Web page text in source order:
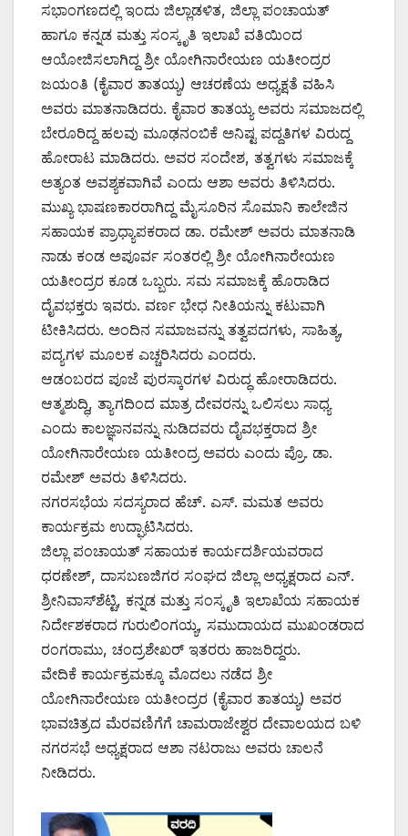
ಸಭಾಂಗಣದಲ್ಲಿ ಇಂದು ಜಿಲ್ಲಾಡಳಿತ, ಜಿಲ್ಲಾ ಪಂಚಾಯತ್
ಹಾಗೂ ಕನ್ನಡ ಮತ್ತು ಸಂಸ್ಕೃತಿ ಇಲಾಖೆ ವತಿಯಿಂದ
ಆಯೋಜಿಸಲಾಗಿದ್ದ ಶ್ರೀ ಯೋಗಿನಾರೇಯಣ ಯತೀಂದ್ರರ
ಜಯಂತಿ (ಕೈವಾರ ತಾತಯ್ಯ) ಆಚರಣೆಯ ಅಧ್ಯಕ್ಷತೆ ವಹಿಸಿ
ಅವರು ಮಾತನಾಡಿದರು. ಕೈವಾರ ತಾತಯ್ಯ ಅವರು ಸಮಾಜದಲ್ಲಿ
ಬೇರೂರಿದ್ದ ಹಲವು ಮೂಢನಂಬಿಕೆ ಅನಿಷ್ಟ ಪದ್ದತಿಗಳ ವಿರುದ್ದ
ಹೋರಾಟ ಮಾಡಿದರು. ಅವರ ಸಂದೇಶ, ತತ್ವಗಳು ಸಮಾಜಕ್ಕೆ
ಅತ್ಯಂತ ಅವಶ್ಯಕವಾಗಿವೆ ಎಂದು ಆಶಾ ಅವರು ತಿಳಿಸಿದರು.
ಮುಖ್ಯ ಭಾಷಣಕಾರರಾಗಿದ್ದ ಮೈಸೂರಿನ ಸೊಮಾನಿ ಕಾಲೇಜಿನ
ಸಹಾಯಕ ಪ್ರಾಧ್ಯಾಪಕರಾದ ಡಾ. ರಮೇಶ್ ಅವರು ಮಾತನಾಡಿ
ನಾಡು ಕಂಡ ಅಪೂರ್ವ ಸಂತರಲ್ಲಿ ಶ್ರೀ ಯೋಗಿನಾರೇಯಣ
ಯತೀಂದ್ರರ ಕೂಡ ಒಬ್ಬರು. ಸಮ ಸಮಾಜಕ್ಕೆ ಹೊರಾಡಿದ
ದೈವಭಕ್ತರು ಇವರು. ವರ್ಣ ಭೇಧ ನೀತಿಯನ್ನು ಕಟುವಾಗಿ
ಟೀಕಿಸಿದರು. ಅಂದಿನ ಸಮಾಜವನ್ನು ತತ್ವಪದಗಳು, ಸಾಹಿತ್ಯ,
ಪದ್ಯಗಳ ಮೂಲಕ ಎಚ್ಚರಿಸಿದರು ಎಂದರು.
ಆಡಂಬರದ ಪೂಜೆ ಪುರಸ್ಕಾರಗಳ ವಿರುದ್ಧ ಹೋರಾಡಿದರು.
ಆತ್ಮಶುದ್ಧಿ, ತ್ಯಾಗದಿಂದ ಮಾತ್ರ ದೇವರನ್ನು ಒಲಿಸಲು ಸಾಧ್ಯ
ಎಂದು ಕಾಲಜ್ಞಾನವನ್ನು ನುಡಿದವರು ದೈವಭಕ್ತರಾದ ಶ್ರೀ
ಯೋಗಿನಾರೇಯಣ ಯತೀಂದ್ರ ಅವರು ಎಂದು ಪ್ರೊ. ಡಾ.
ರಮೇಶ್ ಅವರು ತಿಳಿಸಿದರು.
ನಗರಸಭೆಯ ಸದಸ್ಯರಾದ ಹೆಚ್. ಎಸ್. ಮಮತ ಅವರು
ಕಾರ್ಯಕ್ರಮ ಉದ್ಘಾಟಿಸಿದರು.
ಜಿಲ್ಲಾ ಪಂಚಾಯತ್ ಸಹಾಯಕ ಕಾರ್ಯದರ್ಶಿಯವರಾದ
ಧರಣೇಶ್, ದಾಸಬಣಜಿಗರ ಸಂಘದ ಜಿಲ್ಲಾ ಅಧ್ಯಕ್ಷರಾದ ಎನ್.
ಶ್ರೀನಿವಾಸ್‌ಶೆಟ್ಟಿ, ಕನ್ನಡ ಮತ್ತು ಸಂಸ್ಕೃತಿ ಇಲಾಖೆಯ ಸಹಾಯಕ
ನಿರ್ದೇಶಕರಾದ ಗುರುಲಿಂಗಯ್ಯ, ಸಮುದಾಯದ ಮುಖಂಡರಾದ
ರಂಗರಾಮು, ಚಂದ್ರಶೇಖರ್ ಇತರರು ಹಾಜರಿದ್ದರು.
ವೇದಿಕೆ ಕಾರ್ಯಕ್ರಮಕ್ಕೂ ಮೊದಲು ನಡೆದ ಶ್ರೀ
ಯೋಗಿನಾರೇಯಣ ಯತೀಂದ್ರರ (ಕೈವಾರ ತಾತಯ್ಯ) ಅವರ
ಭಾವಚಿತ್ರದ ಮೆರವಣಿಗೆಗೆ ಚಾಮರಾಜೇಶ್ವರ ದೇವಾಲಯದ ಬಳಿ
ನಗರಸಭೆ ಅಧ್ಯಕ್ಷರಾದ ಆಶಾ ನಟರಾಜು ಅವರು ಚಾಲನೆ
ನೀಡಿದರು.